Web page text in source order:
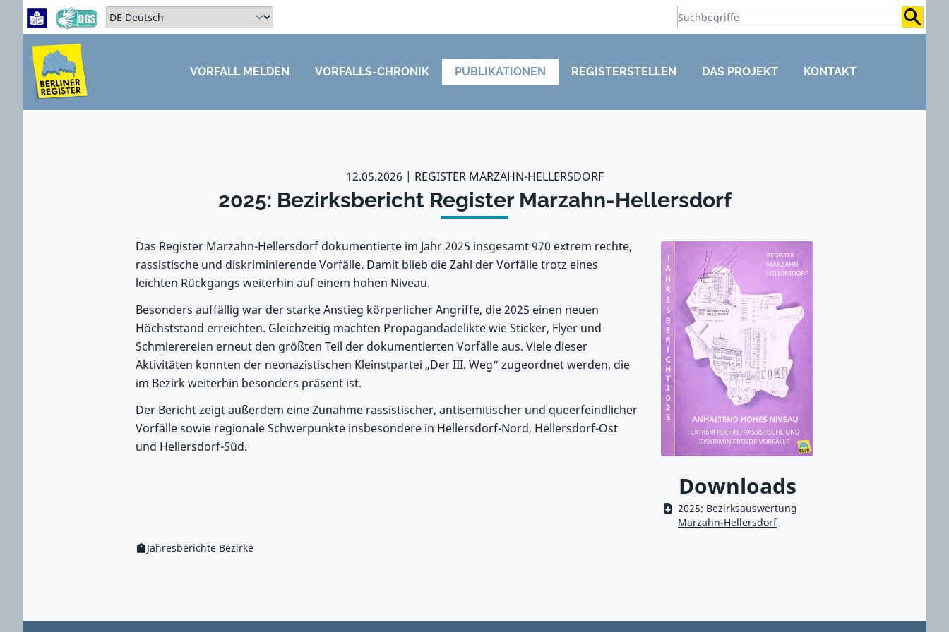
Zum Hauptbereich springen
Zum Hauptmenü springen
Sprache auswählen:
ZUM HAUPTBEREICH SPRINGEN
VORFALL MELDEN VORFALLS-CHRONIK PUBLIKATIONEN REGISTERSTELLEN DAS PROJEKT KONTAKT
12.05.2026 REGISTER MARZAHN-HELLERSDORF
2025: Bezirksbericht Register Marzahn-Hellersdorf
Das Register Marzahn-Hellersdorf dokumentierte im Jahr 2025 insgesamt 970 extrem rechte,
rassistische und diskriminierende Vorfälle. Damit blieb die Zahl der Vorfälle trotz eines
leichten Rückgangs weiterhin auf einem hohen Niveau.
Besonders auffällig war der starke Anstieg körperlicher Angriffe, die 2025 einen neuen
Höchststand erreichten. Gleichzeitig machten Propagandadelikte wie Sticker, Flyer und
Schmierereien erneut den größten Teil der dokumentierten Vorfälle aus. Viele dieser
Aktivitäten konnten der neonazistischen Kleinstpartei „Der III. Weg“ zugeordnet werden, die
im Bezirk weiterhin besonders präsent ist.
Der Bericht zeigt außerdem eine Zunahme rassistischer, antisemitischer und queerfeindlicher
Vorfälle sowie regionale Schwerpunkte insbesondere in Hellersdorf-Nord, Hellersdorf-Ost
und Hellersdorf-Süd.
Downloads
2025: Bezirksauswertung
Marzahn-Hellersdorf
Kategorie:
Jahresberichte Bezirke
Zum Hauptbereich springen
Zum Hauptmenü springen